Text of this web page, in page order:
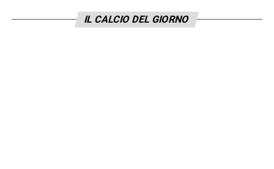
Avellino.
IL CALCIO DEL GIORNO